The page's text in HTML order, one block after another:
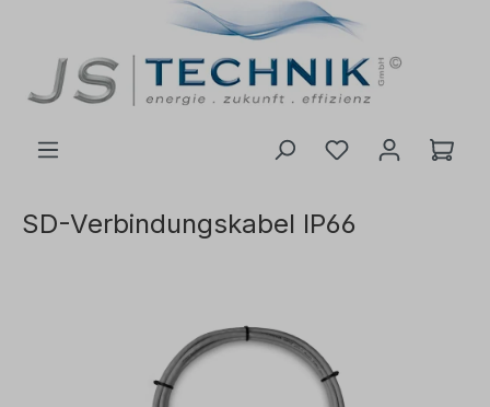
SD-Verbindungskabel IP66